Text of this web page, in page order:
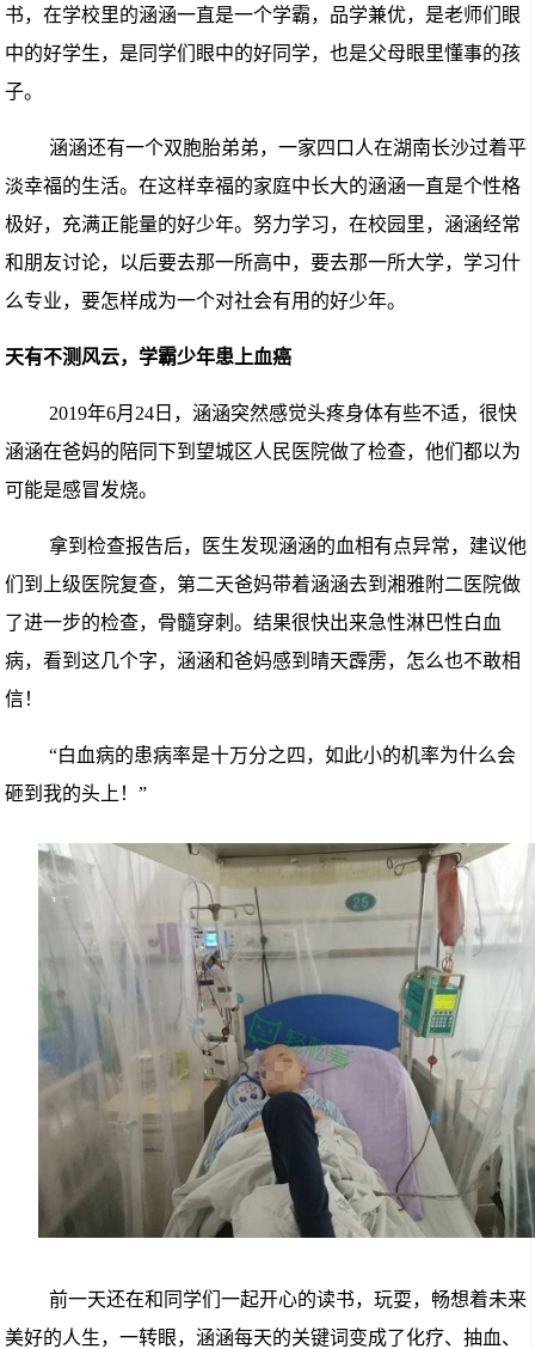
书，在学校里的涵涵一直是一个学霸，品学兼优，是老师们眼
中的好学生，是同学们眼中的好同学，也是父母眼里懂事的孩
子。
涵涵还有一个双胞胎弟弟，一家四口人在湖南长沙过着平
淡幸福的生活。在这样幸福的家庭中长大的涵涵一直是个性格
极好，充满正能量的好少年。努力学习，在校园里，涵涵经常
和朋友讨论，以后要去那一所高中，要去那一所大学，学习什
么专业，要怎样成为一个对社会有用的好少年。
天有不测风云，学霸少年患上血癌
2019年6月24 日，涵涵突然感觉头疼身体有些不适，很快
涵涵在爸妈的陪同下到望城区人民医院做了检查，他们都以为
可能是感冒发烧。
拿到检查报告后， 医生发现涵涵的血相有点异常，建议他
们 到上级医院复查，第二天爸妈带着涵涵去到湘雅附二 医院做
了进一步的检查， 骨髓穿刺。结果很快出来急性淋巴性白血
病，看到这几个字，涵涵和爸妈感到晴天霹雳， 怎么也不敢相
信！
“白血病的患病率是十万分之四 ，如此小的机率为什么会
砸到我的头上 ！”
前一天还在和 同学们一起开心的读书，玩耍，畅想着未来
美好的人生，一转眼，涵涵每天的关键词变成了化疗、抽血、